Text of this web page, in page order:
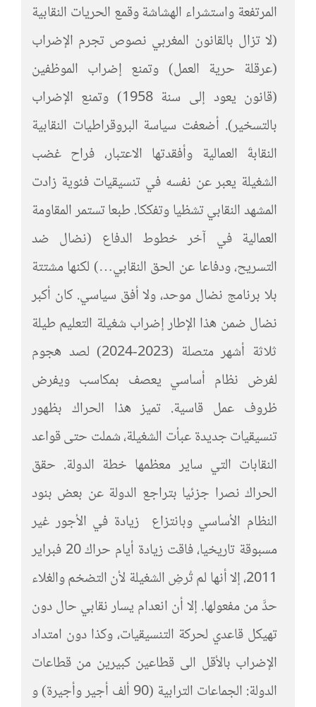
المرتفعة واستشراء الهشاشة وقمع الحريات النقابية
(لا تزال بالقانون المغربي نصوص تجرم الإضراب
(عرقلة حرية العمل) وتمنع إضراب الموظفين
(قانون يعود إلى سنة 1958) وتمنع الإضراب
بالتسخير). أضعفت سياسة البروقراطيات النقابية
النقابةَ العمالية وأفقدتها الاعتبار، فراح غضب
الشغيلة يعبر عن نفسه في تنسيقيات فئوية زادت
المشهد النقابي تشظيا وتفككا. طبعا تستمر المقاومة
العمالية في آخر خطوط الدفاع (نضال ضد
التسريح، ودفاعا عن الحق النقابي…) لكنها مشتتة
بلا برنامج نضال موحد، ولا أفق سياسي. كان أكبر
نضال ضمن هذا الإطار إضراب شغيلة التعليم طيلة
ثلاثة أشهر متصلة (2023-2024) لصد هجوم
لفرض نظام أساسي يعصف بمكاسب ويفرض
ظروف عمل قاسية. تميز هذا الحراك بظهور
تنسيقيات جديدة عبأت الشغيلة، شملت حتى قواعد
النقابات التي ساير معظمها خطة الدولة. حقق
الحراك نصرا جزئيا بتراجع الدولة عن بعض بنود
النظام الأساسي وبانتزاع زيادة في الأجور غير
مسبوقة تاريخيا، فاقت زيادة أيام حراك 20 فبراير
2011، إلا أنها لم تُرضِ الشغيلة لأن التضخم والغلاء
حدَّ من مفعولها. إلا أن انعدام يسار نقابي حال دون
تهيكل قاعدي لحركة التنسيقيات، وكذا دون امتداد
الإضراب بالأقل الى قطاعين كبيرين من قطاعات
الدولة: الجماعات الترابية (90 ألف أجير وأجيرة) و